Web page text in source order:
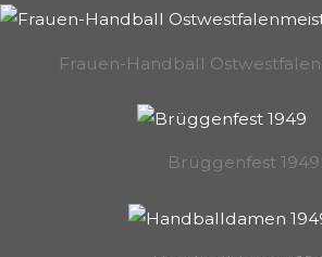
Frauen-Handball
Brüggenfest 1949